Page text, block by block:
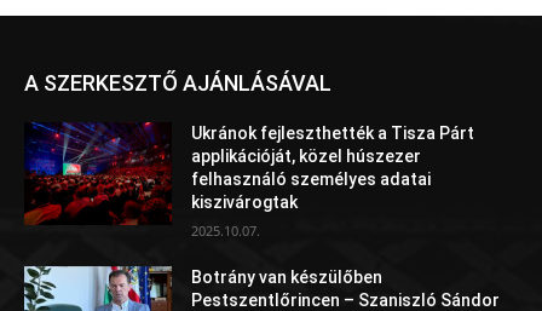
A SZERKESZTŐ AJÁNLÁSÁVAL
Ukránok fejleszthették a Tisza Párt
applikációját, közel húszezer
felhasználó személyes adatai
kiszivárogtak
2025.10.07.
Botrány van készülőben
Pestszentlőrincen – Szaniszló Sándor